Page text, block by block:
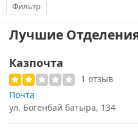
Фильтр
Лучшие
Казпочта
1 отзыв
Почта
ул. Богенбай батыра, 134